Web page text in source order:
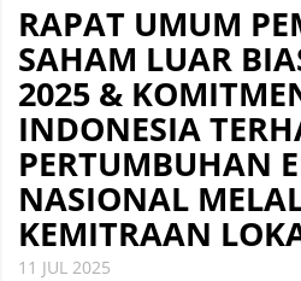
RAPAT UMUM
SAHAM LUAR
2025 &
INDONESIA
PERTUMBUHAN
NASIONAL
KEMITRAAN
11 JUL 2025